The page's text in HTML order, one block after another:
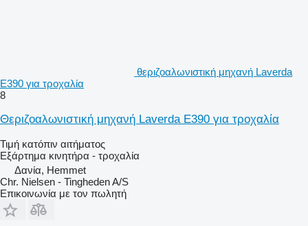
θεριζοαλωνιστική μηχανή Laverda
E390 για τροχαλία
8
Θεριζοαλωνιστική μηχανή Laverda E390 για τροχαλία
Τιμή κατόπιν αιτήματος
Εξάρτημα κινητήρα - τροχαλία
Δανία, Hemmet
Chr. Nielsen - Tingheden A/S
Επικοινωνία με τον πωλητή